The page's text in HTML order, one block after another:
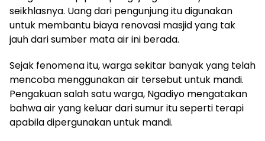
seikhlasnya. Uang dari pengunjung itu digunakan
untuk membantu biaya renovasi masjid yang tak
jauh dari sumber mata air ini berada.
Sejak fenomena itu, warga sekitar banyak yang telah
mencoba menggunakan air tersebut untuk mandi.
Pengakuan salah satu warga, Ngadiyo mengatakan
bahwa air yang keluar dari sumur itu seperti terapi
apabila dipergunakan untuk mandi.